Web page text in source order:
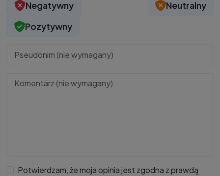
Negatywny
Neutralny
Pozytywny
Potwierdzam, że moja opinia jest zgodna z prawdą